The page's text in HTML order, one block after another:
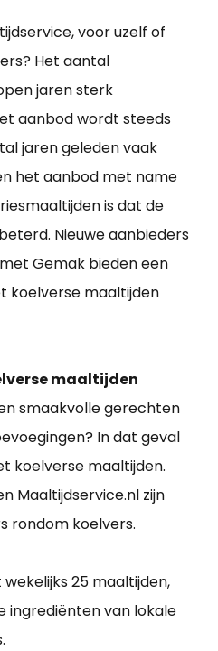
voor uzelf of
Het aantal
jaren sterk
aanbod wordt steeds
jaren geleden vaak
het aanbod met name
is dat de
Nieuwe aanbieders
Gemak bieden een
koelverse maaltijden
maaltijden
smaakvolle gerechten
In dat geval
koelverse maaltijden.
Maaltijdservice.nl zijn
rondom koelvers.
25 maaltijden,
ingrediënten van lokale